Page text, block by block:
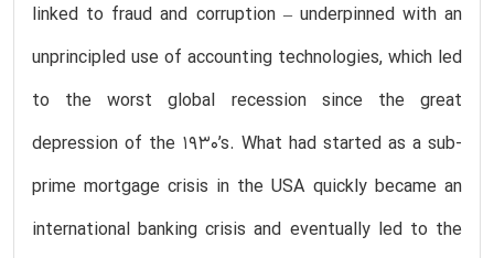
linked to fraud and corruption – underpinned with an
unprincipled use of accounting technologies, which led
to the worst global recession since the great
depression of the 1930’s. What had started as a sub-
prime mortgage crisis in the USA quickly became an
international banking crisis and eventually led to the